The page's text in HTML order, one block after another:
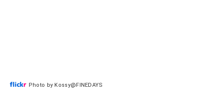
Photo by Kossy@FINEDAYS